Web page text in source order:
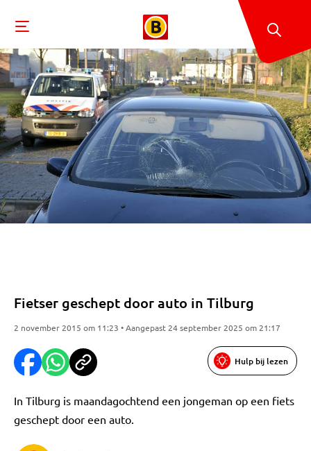
Fietser geschept door auto in Tilburg
2 november 2015 om 11:23 • Aangepast 24 september 2025 om 21:17
Hulp bij lezen
In Tilburg is maandagochtend een jongeman op een fiets
geschept door een auto.